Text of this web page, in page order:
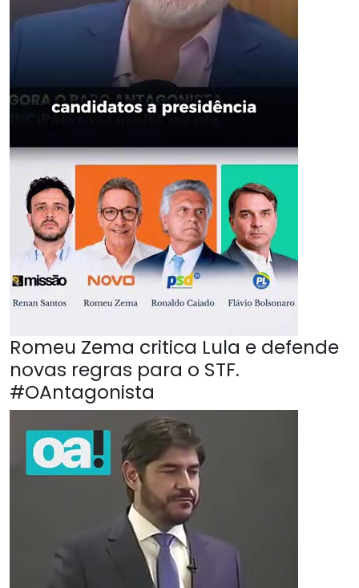
Romeu Zema critica Lula e defende
novas regras para o STF.
#OAntagonista